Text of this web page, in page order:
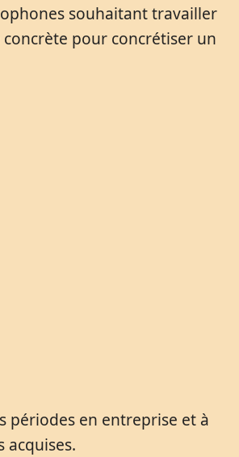
souhaitant travailler
pour concrétiser un
périodes en entreprise et à
acquises.